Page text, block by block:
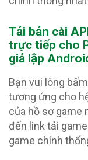
Tải bản cài
trực tiếp cho
giả lập
Bạn vui lòng
tương ứng cho
của hồ sơ game
đến link tải
game chính